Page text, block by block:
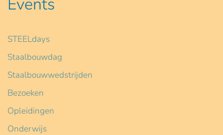
STEELdays
Staalbouwdag
Staalbouwwedstrijden
Bezoeken
Opleidingen
Onderwijs